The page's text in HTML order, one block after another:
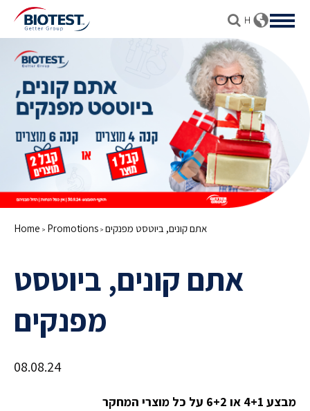
Home > Promotions > אתם קונים, ביוטסט מפנקים
אתם קונים, ביוטסט
מפנקים
08.08.24
מבצע 4+1 או 6+2 על כל מוצרי המחקר